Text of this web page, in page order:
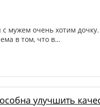
мужем очень хотим
в том, что в…
улучшить